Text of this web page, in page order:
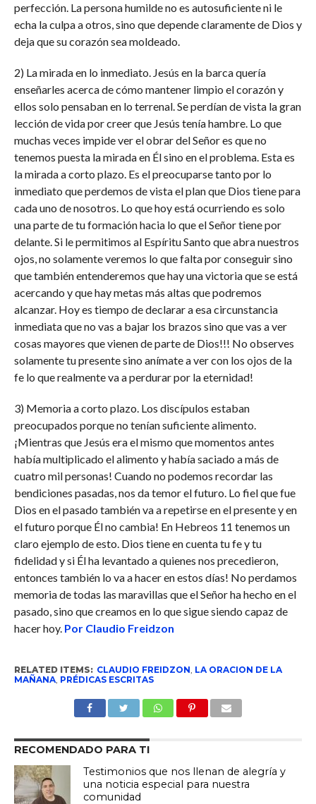
perfección. La persona humilde no es autosuficiente ni le
echa la culpa a otros, sino que depende claramente de Dios y
deja que su corazón sea moldeado.
2) La mirada en lo inmediato. Jesús en la barca quería
enseñarles acerca de cómo mantener limpio el corazón y
ellos solo pensaban en lo terrenal. Se perdían de vista la gran
lección de vida por creer que Jesús tenía hambre. Lo que
muchas veces impide ver el obrar del Señor es que no
tenemos puesta la mirada en Él sino en el problema. Esta es
la mirada a corto plazo. Es el preocuparse tanto por lo
inmediato que perdemos de vista el plan que Dios tiene para
cada uno de nosotros. Lo que hoy está ocurriendo es solo
una parte de tu formación hacia lo que el Señor tiene por
delante. Si le permitimos al Espíritu Santo que abra nuestros
ojos, no solamente veremos lo que falta por conseguir sino
que también entenderemos que hay una victoria que se está
acercando y que hay metas más altas que podremos
alcanzar. Hoy es tiempo de declarar a esa circunstancia
inmediata que no vas a bajar los brazos sino que vas a ver
cosas mayores que vienen de parte de Dios!!! No observes
solamente tu presente sino anímate a ver con los ojos de la
fe lo que realmente va a perdurar por la eternidad!
3) Memoria a corto plazo. Los discípulos estaban
preocupados porque no tenían suficiente alimento.
¡Mientras que Jesús era el mismo que momentos antes
había multiplicado el alimento y había saciado a más de
cuatro mil personas! Cuando no podemos recordar las
bendiciones pasadas, nos da temor el futuro. Lo fiel que fue
Dios en el pasado también va a repetirse en el presente y en
el futuro porque Él no cambia! En Hebreos 11 tenemos un
claro ejemplo de esto. Dios tiene en cuenta tu fe y tu
fidelidad y si Él ha levantado a quienes nos precedieron,
entonces también lo va a hacer en estos días! No perdamos
memoria de todas las maravillas que el Señor ha hecho en el
pasado, sino que creamos en lo que sigue siendo capaz de
hacer hoy. Por Claudio Freidzon
RELATED ITEMS: CLAUDIO FREIDZON, LA ORACION DE LA
MAÑANA, PRÉDICAS ESCRITAS
RECOMENDADO PARA TI
Testimonios que nos llenan de alegría y
una noticia especial para nuestra
comunidad